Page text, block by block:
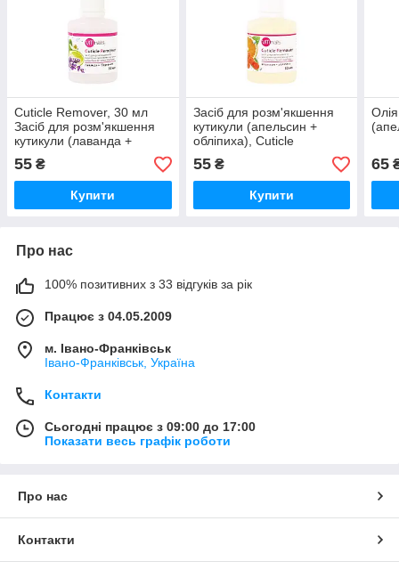
Cuticle Remover, 30 мл
Засіб для розм'якшення
кутикули (лаванда +
бергамот)
55 ₴
Купити
Засіб для розм'якшення
кутикули (апельсин +
обліпиха), Cuticle
Remover, 30 мл
55₴
Купити
65
Про нас
100% позитивних з 33 відгуків за рік
Працює з 04.05.2009
м. Івано-Франківськ
Івано-Франківськ, Україна
Контакти
Сьогодні працює з 09:00 до 17:00
Показати весь графік роботи
Про нас
Контакти